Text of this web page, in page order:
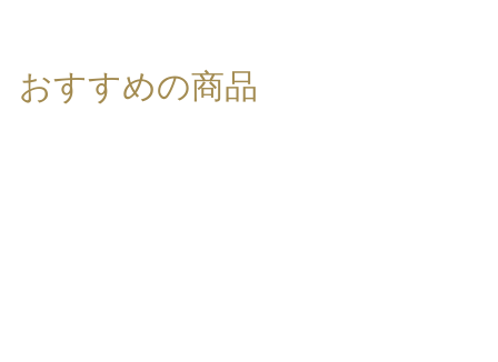
おすすめの商品